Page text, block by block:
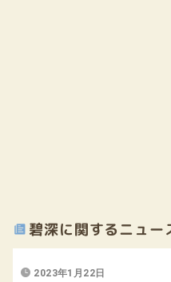
碧深に関するニュー
2023年1月22日